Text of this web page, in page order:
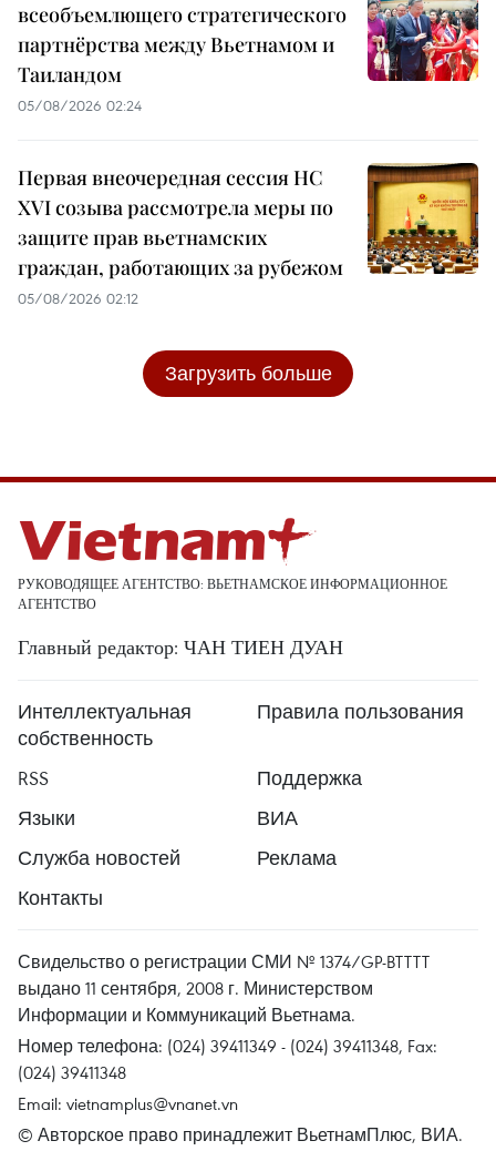
всеобъемлющего стратегического
партнёрства между Вьетнамом и
Таиландом
05/08/2026 02:24
Первая внеочередная сессия НС
XVI созыва рассмотрела меры по
защите прав вьетнамских
граждан, работающих за рубежом
05/08/2026 02:12
Загрузить больше
РУКОВОДЯЩЕЕ АГЕНТСТВО: ВЬЕТНАМСКОЕ ИНФОРМАЦИОННОЕ
АГЕНТСТВО
Главный редактор: ЧАН ТИЕН ДУАН
Интеллектуальная
собственность
Правила пользования
RSS
Поддержка
Языки
ВИА
Служба новостей
Реклама
Контакты
Свидельство о регистрации СМИ № 1374/GP-BTTTT
выдано 11 сентября, 2008 г. Министерством
Информации и Коммуникаций Вьетнама.
Номер телефона: (024) 39411349 - (024) 39411348, Fax:
(024) 39411348
Email: vietnamplus@vnanet.vn
© Авторское право принадлежит ВьетнамПлюс, ВИА.